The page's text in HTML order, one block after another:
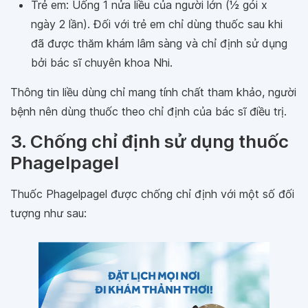
Trẻ em: Uống 1 nửa liều của người lớn (1⁄2 gói x
ngày 2 lần). Đối với trẻ em chỉ dùng thuốc sau khi
đã được thăm khám lâm sàng và chỉ định sử dụng
bởi bác sĩ chuyên khoa Nhi.
Thông tin liều dùng chỉ mang tính chất tham khảo, người
bệnh nên dùng thuốc theo chỉ định của bác sĩ điều trị.
3. Chống chỉ định sử dụng thuốc
Phagelpagel
Thuốc Phagelpagel được chống chỉ định với một số đối
tượng như sau: